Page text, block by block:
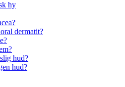
hy
dermatit?
hud?
hud?